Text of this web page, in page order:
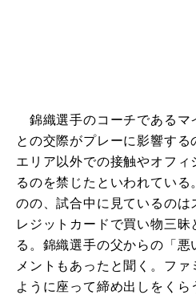
錦織選手のコーチであるマ
との交際がプレーに影響する
エリア以外での接触やオフィ
るのを禁じたといわれている
のの、試合中に見ているのは
レジットカードで買い物三
る。錦織選手の父からの「悪
メントもあったと聞く。フ
ように座って締め出しをく